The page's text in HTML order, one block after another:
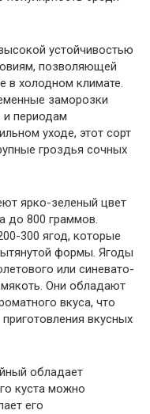
устойчивостью
позволяющей
в холодном климате.
заморозки
и периодам
уходе, этот сорт
гроздья сочных
ярко-зеленый цвет
до 800 граммов.
300 ягод, которые
формы. Ягоды
или синевато-
Они обладают
вкуса, что
вкусных
обладает
куста можно
его